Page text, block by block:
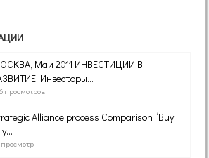
Май 2011 ИНВЕСТИЦИИ В
Инвесторы...
просмотров
Alliance process Comparison “Buy,
просмотр